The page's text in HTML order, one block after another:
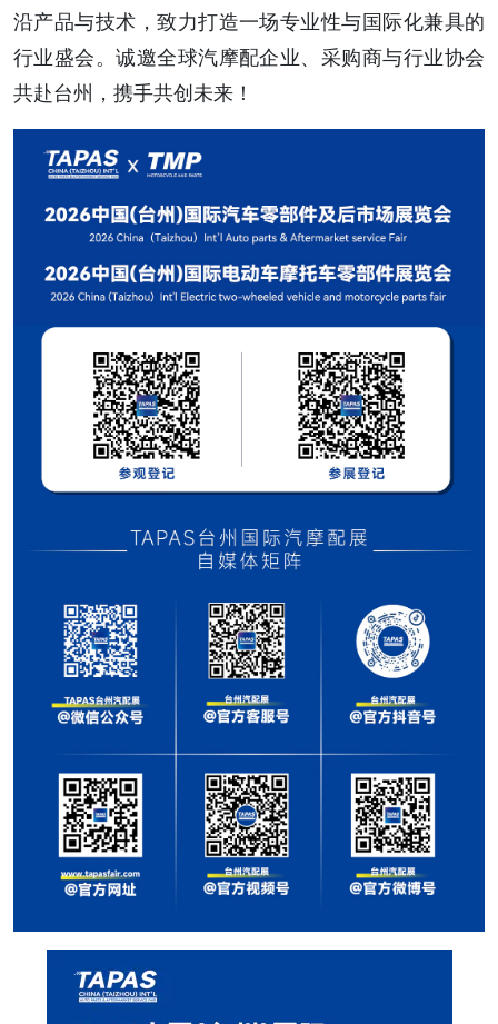
沿产品与技术，致力打造一场专业性与国际化兼具的
行业盛会。诚邀全球汽摩配企业、采购商与行业协会
共赴台州，携手共创未来！